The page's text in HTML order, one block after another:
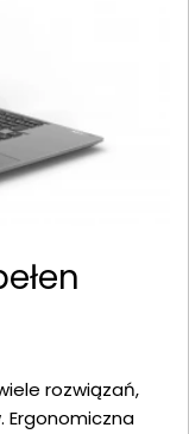
rozwiązań,
Ergonomiczna